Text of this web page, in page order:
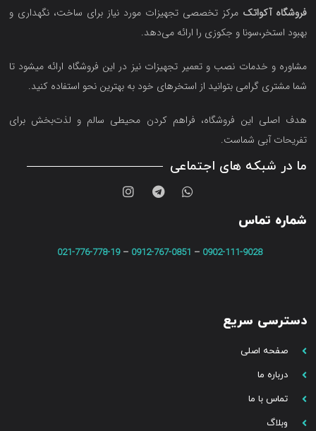
فروشگاه آکواتک مرکز تخصصی تجهیزات مورد نیاز برای ساخت، نگهداری و
بهبود استخر،سونا و جکوزی را ارائه می‌دهد.
مشاوره و خدمات نصب و تعمیر تجهیزات نیز در این فروشگاه ارائه میشود تا
شما مشتری گرامی بتوانید از استخرهای خود به بهترین نحو استفاده کنید.
هدف اصلی این فروشگاه‌، فراهم کردن محیطی سالم و لذت‌بخش برای
تفریحات آبی شماست.
ما در شبکه های اجتماعی
شماره تماس
0902-111-9028
–
0912-767-0851
–
021-776-778-19
دسترسی سریع
صفحه اصلی
درباره ما
تماس با ما
وبلاگ